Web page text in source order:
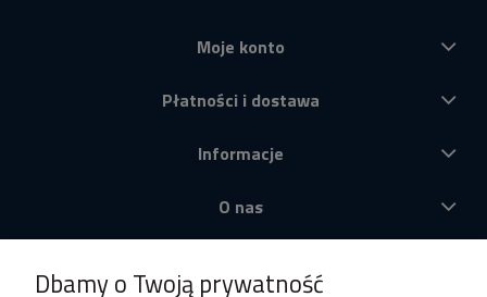
Moje konto
Płatności i dostawa
Informacje
O nas
Dbamy o Twoją prywatność